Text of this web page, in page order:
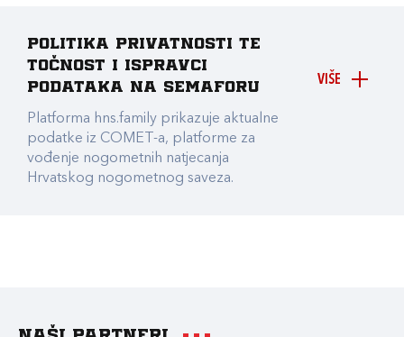
VIŠE
Politika privatnosti te
točnost i ispravci
podataka na Semaforu
Platforma hns.family prikazuje aktualne
podatke iz COMET-a, platforme za
vođenje nogometnih natjecanja
Hrvatskog nogometnog saveza.